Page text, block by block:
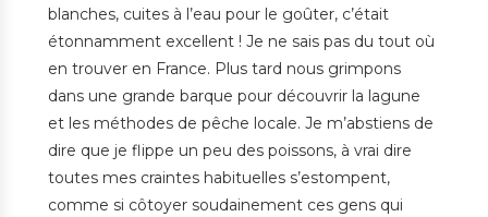
blanches, cuites à l’eau pour le goûter, c’était
étonnamment excellent ! Je ne sais pas du tout où
en trouver en France. Plus tard nous grimpons
dans une grande barque pour découvrir la lagune
et les méthodes de pêche locale. Je m’abstiens de
dire que je flippe un peu des poissons, à vrai dire
toutes mes craintes habituelles s’estompent,
comme si côtoyer soudainement ces gens qui